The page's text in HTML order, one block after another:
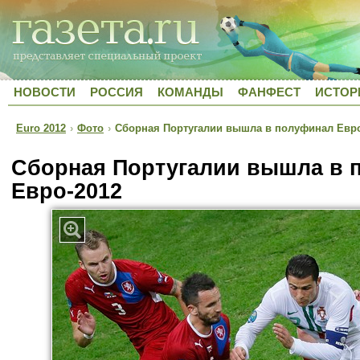
НОВОСТИ РОССИЯ КОМАНДЫ ФАНФЕСТ
Euro 2012 › Фото › Сборная Португалии вышла в полуфинал
Сборная Португалии вышла в
Евро-2012